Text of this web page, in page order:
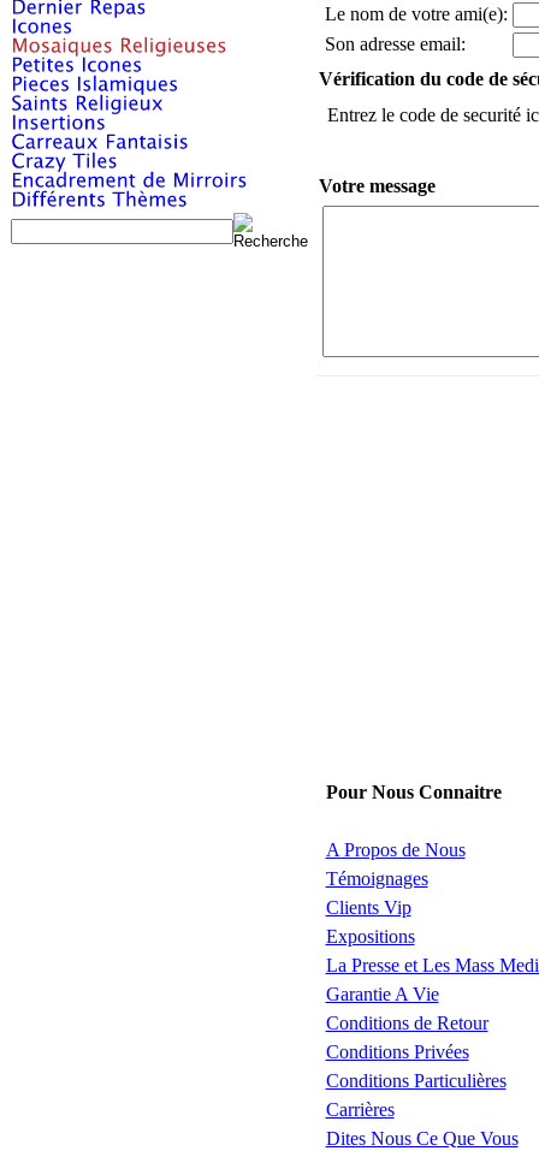
Le nom de votre ami(e):
Son adresse email:
Vérification du code de
Entrez le code de securité
Votre message
Pour Nous Connaitre
A Propos de Nous
Témoignages
Clients Vip
Expositions
La Presse et Les Mass
Garantie A Vie
Conditions de Retour
Conditions Privées
Conditions Particulières
Carrières
Dites Nous Ce Que Vous